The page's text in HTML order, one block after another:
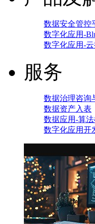
数据安全管控
数字化应用-
数字化应用-云
服务
数据治理咨询
数据资产入表
数据应用-算
数字化应用开